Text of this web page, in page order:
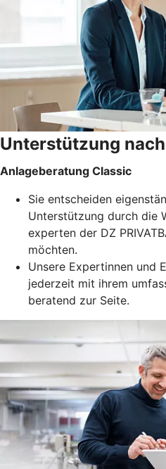
Unterstützung
Anlageberatung Classic
Sie entscheiden
Unterstützung durch die
experten der DZ
möchten.
Unsere Expertinnen und
jederzeit mit ihrem
beratend zur Seite.